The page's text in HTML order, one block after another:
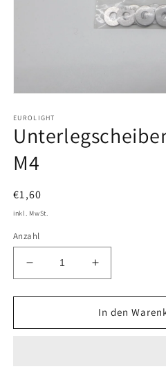
in
Modal
öffnen
EUROLIGHT
M4
Normaler
Preis
€1,60
inkl. MwSt.
Anzahl
Verringere
die
Menge
Unterlegscheiben
Erhöhe
die
Menge
für
In den